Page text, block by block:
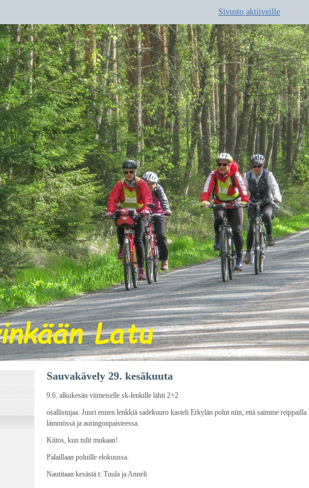
Sivusto aktiiveille
Sauvakävely 29. kesäkuuta
9.6. alkukesän viimeiselle sk-lenkille lähti 2+2
osallistujaa. Juuri ennen lenkkiä sadekuuro kasteli Erkylän polut niin, että saimme
lämmössä ja auringonpaisteessa.
Kiitos, kun tulit mukaan!
Palaillaan poluille elokuussa.
Nautitaan kesästä t: Tuula ja Anneli